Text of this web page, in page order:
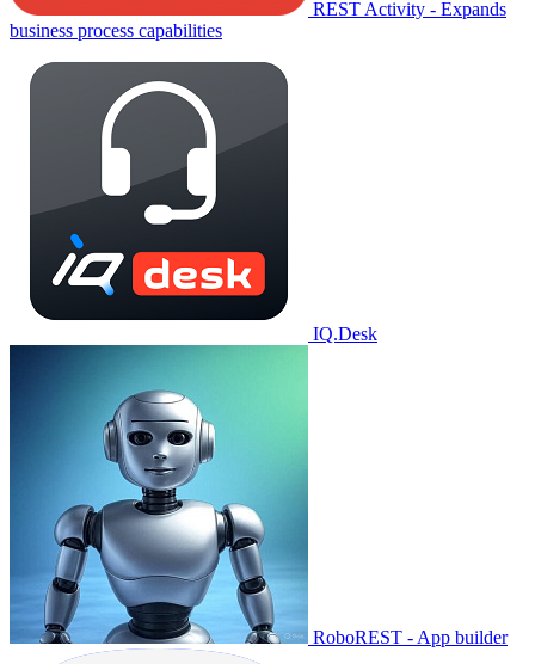
REST Activity - Expands
business process capabilities
IQ.Desk
RoboREST - App builder